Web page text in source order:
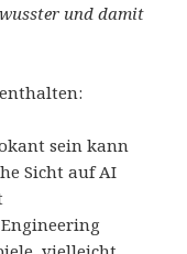
und damit
sein kann
Sicht auf AI